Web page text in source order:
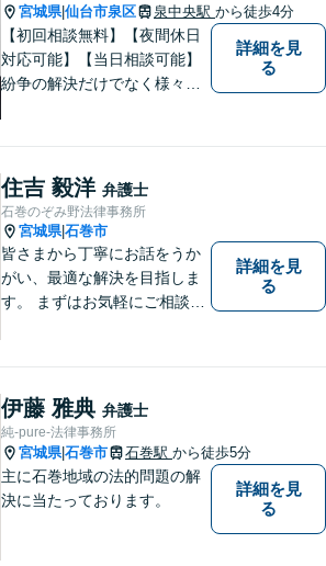
宮城県|仙台市泉区 泉中央駅 から徒歩4分
【初回相談無料】【夜間休日
対応可能】【当日相談可能】
紛争の解決だけでなく様々な
是非一度ご相談ください。
詳細を見
る
住吉 毅洋 弁護士
石巻のぞみ野法律事務所
宮城県|石巻市
皆さまから丁寧にお話をうか
がい、最適な解決を目指しま
す。 まずはお気軽にご相談く
詳細を見
る
伊藤 雅典 弁護士
純-pure-法律事務所
宮城県|石巻市 石巻駅 から徒歩5分
主に石巻地域の法的問題の解
決に当たっております。
詳細を見
る